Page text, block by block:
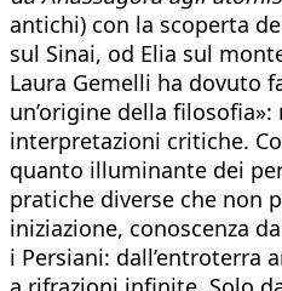
antichi) con la scoperta
sul Sinai, od Elia sul
Laura Gemelli ha dovuto
un’origine della
interpretazioni critiche.
quanto illuminante dei
pratiche diverse che non
iniziazione, conoscenza
i Persiani: dall’entroterra